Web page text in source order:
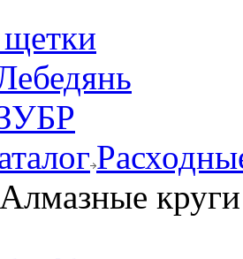
Алмазные